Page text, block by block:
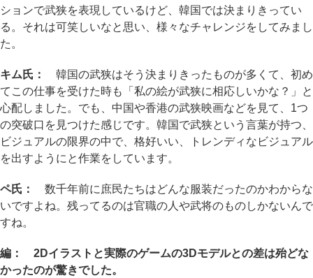
ションで武狭を表現しているけど、韓国では決まりきってい
る。それは可笑しいなと思い、様々なチャレンジをしてみまし
た。
キム氏：
韓国の武狭はそう決まりきったものが多くて、初め
てこの仕事を受けた時も「私の絵が武狭に相応しいかな？」と
心配しました。でも、中国や香港の武狭映画などを見て、1つ
の突破口を見つけた感じです。韓国で武狭という言葉が持つ、
ビジュアルの限界の中で、格好いい、トレンディなビジュアル
を出すようにと作業をしています。
ペ氏：
数千年前に庶民たちはどんな服装だったのかわからな
いですよね。残ってるのは官職の人や武将のものしかないんで
すね。
編： 2Dイラストと実際のゲームの3Dモデルとの差は殆どな
かったのが驚きでした。